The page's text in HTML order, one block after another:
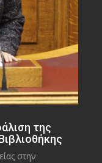
της
στην